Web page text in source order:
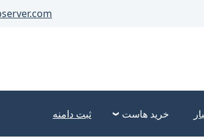
خرید هاست ثبت دامنه